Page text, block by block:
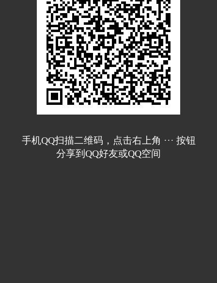
手机QQ扫描二维码，点击右上角 ··· 按钮
分享到QQ好友或QQ空间